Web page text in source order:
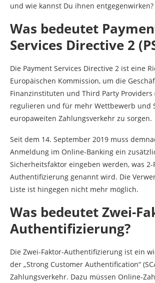
und wie kannst Du ihnen entgegenwirken?
Was bedeutet
Services Directive 2
Die Payment Services Directive 2 ist eine
Europäischen Kommission, um die
Finanzinstituten und Third Party Providers
regulieren und für mehr Wettbewerb und
europaweiten Zahlungsverkehr zu sorgen.
Seit dem 14. September 2019 muss
Anmeldung im Online-Banking ein
Sicherheitsfaktor eingeben werden, was 2-
Authentifizierung genannt wird. Die
Liste ist hingegen nicht mehr möglich.
Was bedeutet Zwei-
Authentifizierung?
Die Zwei-Faktor-Authentifizierung ist ein
der „Strong Customer Authentification“
Zahlungsverkehr. Dazu müssen Online-